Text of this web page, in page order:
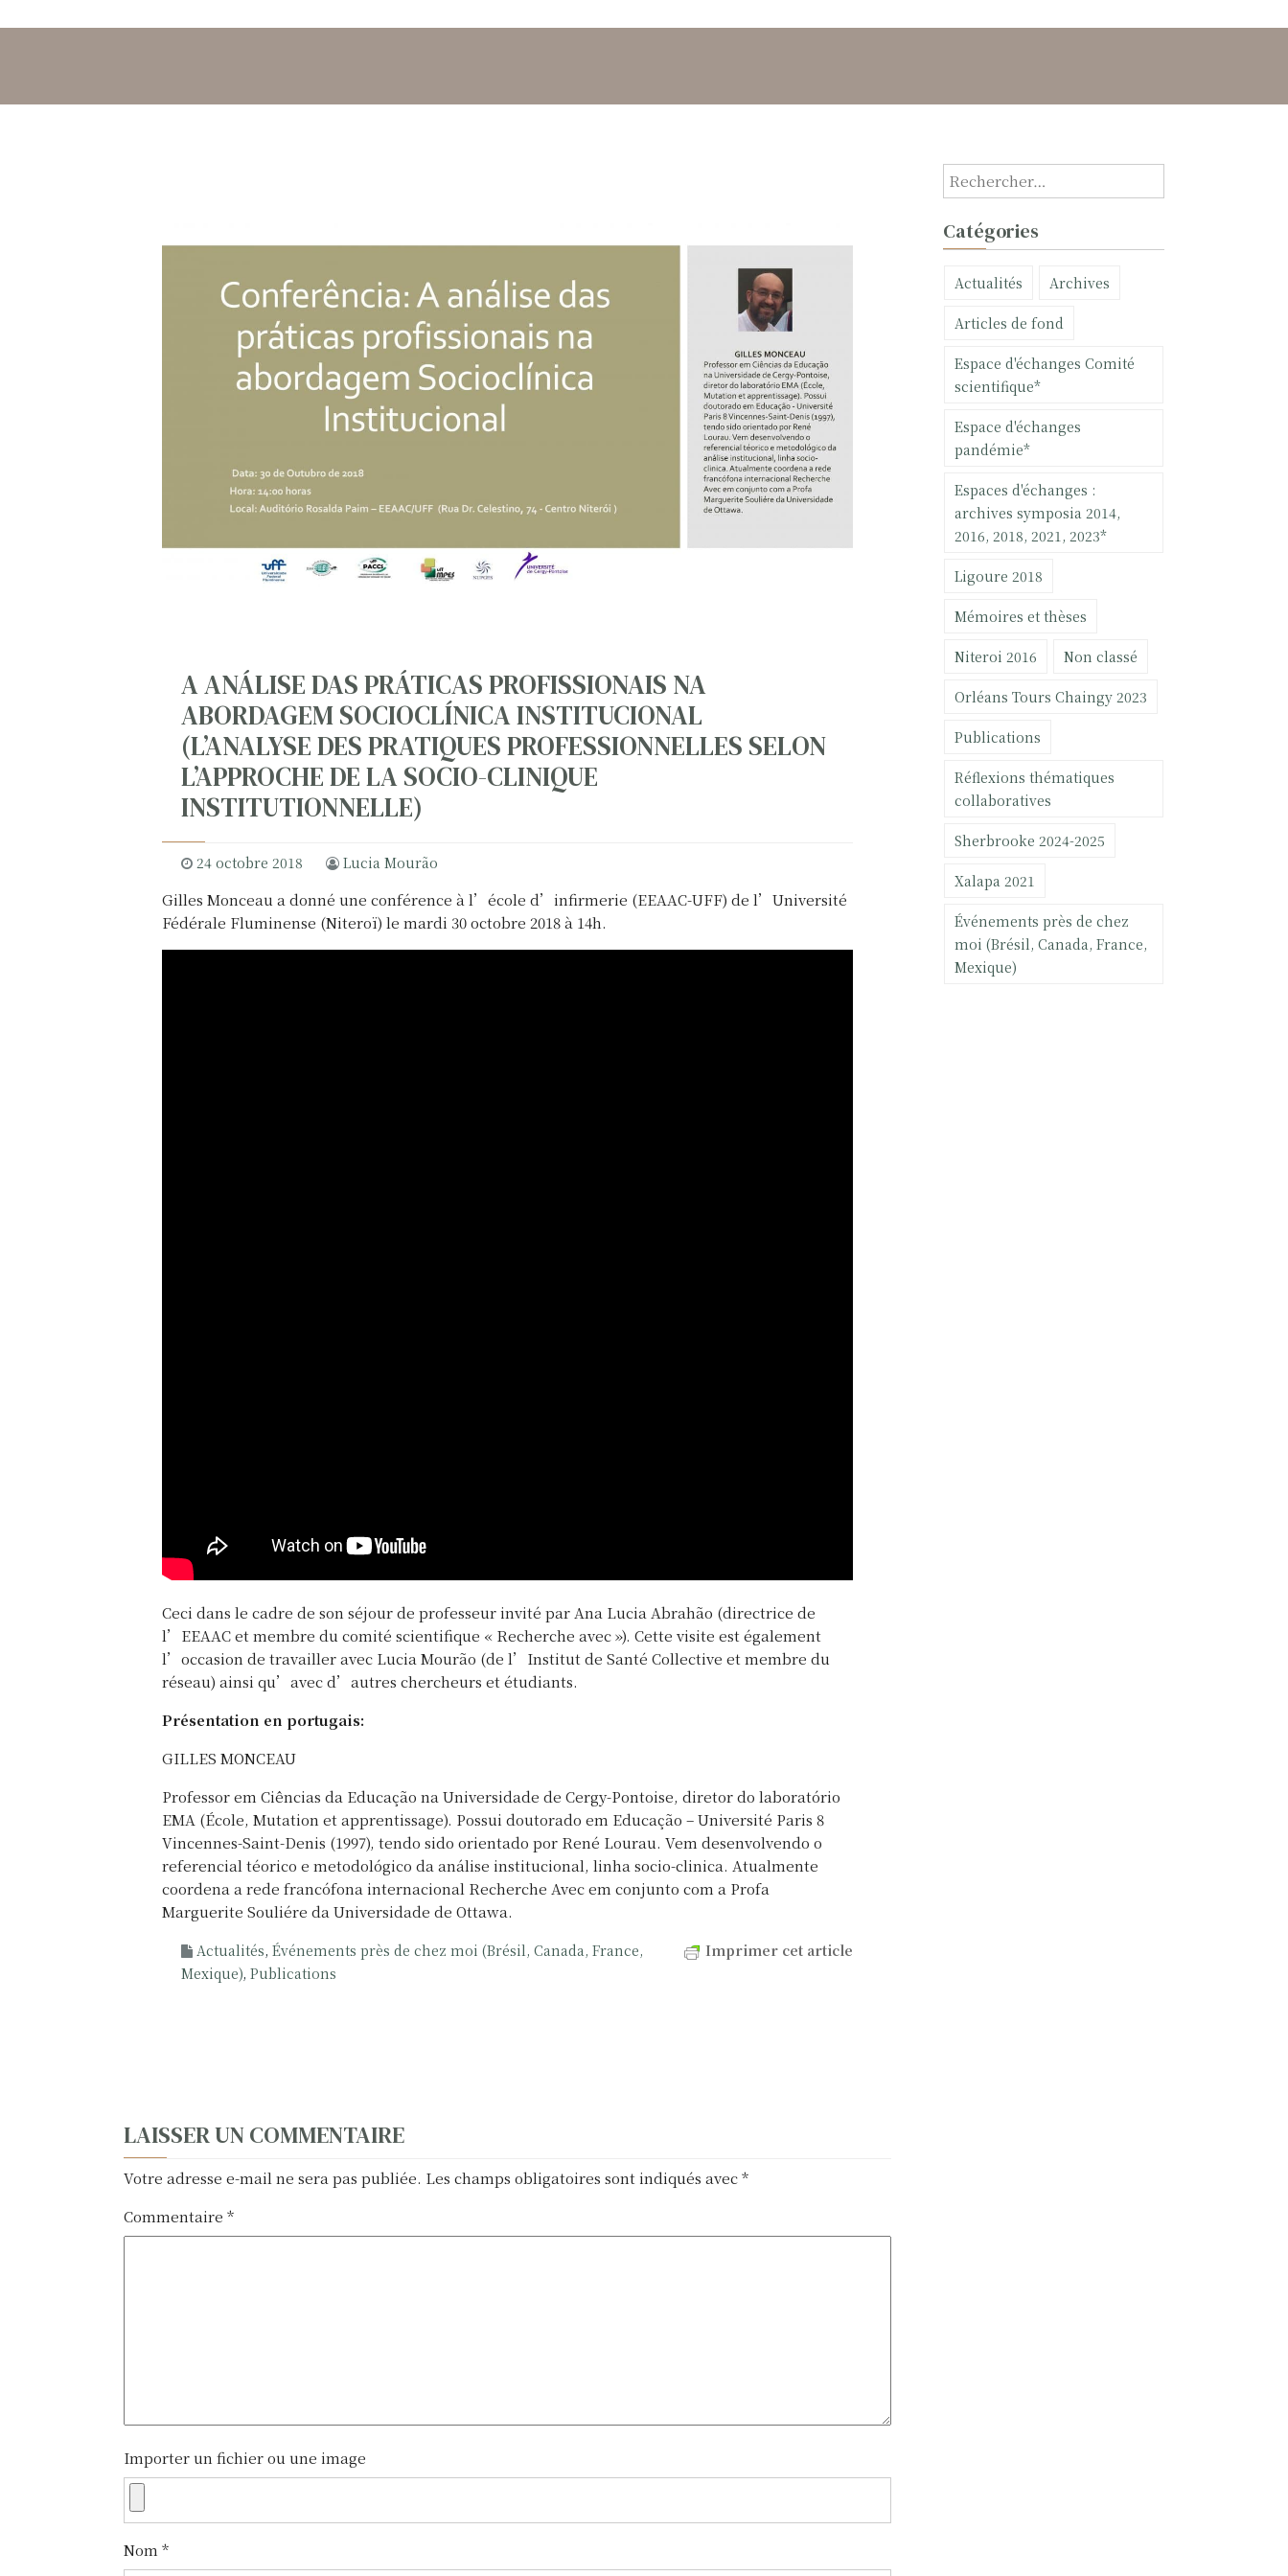
A ANÁLISE DAS PRÁTICAS PROFISSIONAIS NA
ABORDAGEM SOCIOCLÍNICA INSTITUCIONAL
(L’ANALYSE DES PRATIQUES PROFESSIONNELLES SELON
L’APPROCHE DE LA SOCIO-CLINIQUE
INSTITUTIONNELLE)
24 octobre 2018 Lucia Mourão
Gilles Monceau a donné une conférence à l’école d’infirmerie (EEAAC-UFF) de l’Université
Fédérale Fluminense (Niteroï) le mardi 30 octobre 2018 à 14h.
Ceci dans le cadre de son séjour de professeur invité par Ana Lucia Abrahão (directrice de
l’EEAAC et membre du comité scientifique « Recherche avec »). Cette visite est également
l’occasion de travailler avec Lucia Mourão (de l’Institut de Santé Collective et membre du
réseau) ainsi qu’avec d’autres chercheurs et étudiants.
Présentation en portugais:
GILLES MONCEAU
Professor em Ciências da Educação na Universidade de Cergy-Pontoise, diretor do laboratório
EMA (École, Mutation et apprentissage). Possui doutorado em Educação – Université Paris 8
Vincennes-Saint-Denis (1997), tendo sido orientado por René Lourau. Vem desenvolvendo o
referencial téorico e metodológico da análise institucional, linha socio-clinica. Atualmente
coordena a rede francófona internacional Recherche Avec em conjunto com a Profa
Marguerite Souliére da Universidade de Ottawa.
Imprimer cet article
Actualités, Événements près de chez moi (Brésil, Canada, France,
Mexique), Publications
N
a
v
i
o
n
d
e
LAISSER UN COMMENTAIRE
Votre adresse e-mail ne sera pas publiée. Les champs obligatoires sont indiqués avec*
Commentaire *
Importer un fichier ou une image
Nom *
R
e
h
Catégories
Actualités Archives
Articles de fond
Espace d'échanges Comité
scientifique*
Espace d'échanges
pandémie*
Espaces d'échanges :
archives symposia 2014,
2016, 2018, 2021, 2023*
Ligoure 2018
Mémoires et thèses
Niteroi 2016 Non classé
Orléans Tours Chaingy 2023
Publications
Réflexions thématiques
collaboratives
Sherbrooke 2024-2025
Xalapa 2021
Événements près de chez
moi (Brésil, Canada, France,
Mexique)